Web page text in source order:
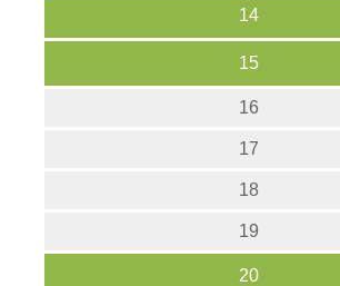
14
15
16
17
18
19
20